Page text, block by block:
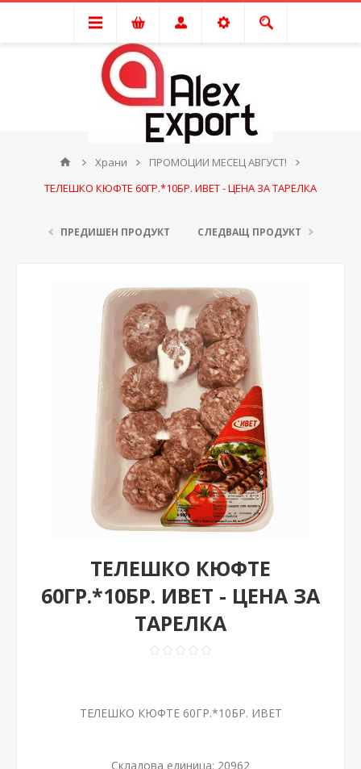
Храни
ПРОМОЦИИ МЕСЕЦ АВГУСТ!
ТЕЛЕШКО КЮФТЕ 60ГР.*10БР. ИВЕТ - ЦЕНА ЗА ТАРЕЛКА
ПРЕДИШЕН ПРОДУКТ СЛЕДВАЩ ПРОДУКТ
ТЕЛЕШКО КЮФТЕ
60ГР.*10БР. ИВЕТ - ЦЕНА ЗА
ТАРЕЛКА
ТЕЛЕШКО КЮФТЕ 60ГР.*10БР. ИВЕТ
Складова единица: 20962